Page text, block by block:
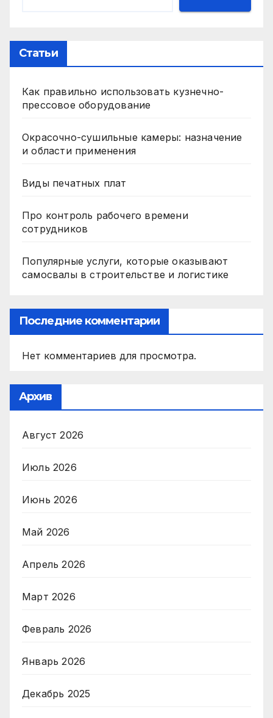
Статьи
Как правильно использовать кузнечно-
прессовое оборудование
Окрасочно-сушильные камеры: назначение
и области применения
Виды печатных плат
Про контроль рабочего времени
сотрудников
Популярные услуги, которые оказывают
самосвалы в строительстве и логистике
Последние комментарии
Нет комментариев для просмотра.
Архив
Август 2026
Июль 2026
Июнь 2026
Май 2026
Апрель 2026
Март 2026
Февраль 2026
Январь 2026
Декабрь 2025